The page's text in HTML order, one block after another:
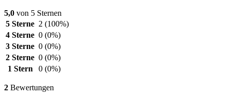
5,0 von 5 Sternen
5 Sterne 2 (100%)
4 Sterne 0 (0%)
3 Sterne 0 (0%)
2 Sterne 0 (0%)
1 Stern
0 (0%)
2 Bewertungen